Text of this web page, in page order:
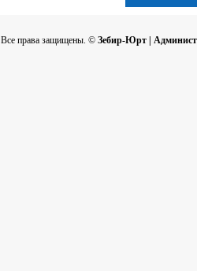
Все права защищены. © Зебир-Юрт |